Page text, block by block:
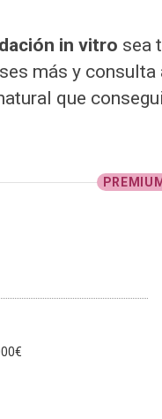
in vitro sea
más y
que
PREMIUM